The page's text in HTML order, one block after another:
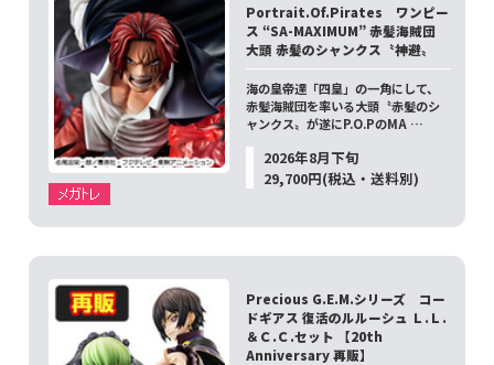
Portrait.Of.Pirates ワンピー
ス “SA-MAXIMUM” 赤髪海賊団
大頭 赤髪のシャンクス〝神避〟
海の皇帝達「四皇」の一角にして、
赤髪海賊団を率いる大頭〝赤髪のシ
ャンクス〟が遂にP.O.PのMA …
2026年8月下旬
29,700円(税込・送料別)
Precious G.E.M.シリーズ コー
ドギアス 復活のルルーシュ Ｌ.Ｌ.
＆Ｃ.Ｃ.セット 【20th
Anniversary 再販】